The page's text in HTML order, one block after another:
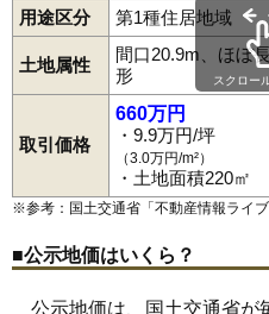
75 川端町2条 8.8
春光3条 8.7
77 神楽5条 8.7
東光20条
79 神楽岡5条
神楽岡2条 8.7万
81 東光19条 8.7
82 南1条通
用途区分
第1種住居地域
土地属性
間口20.9m、ほぼ
形
取引価格
660万円
・9.9万円/坪
（3.0万円/m²）
・土地面積220㎡
スクロー
※参考：国土交通省「不動産情報ライブ
■公示地価はいくら？
公示地価は、国土交通省が
1条通2条通3条通3条西4条通5
7条西8条通8条西9条通10条通
秋月3条
曙1条曙2条曙3条旭岡
大町2条
神楽1条 神楽2条神楽
神楽7条神楽岡1条神楽岡2条
神楽岡7条神楽岡8条
神楽岡12条 神楽岡13条
神居2条
神居3条神居4条
亀吉1条亀吉2条川端
旭神1条旭神2条旭
工業団地4条春光1条春光2条
春光台5条春光町 新星町
末広2条末広3条末広4条末広5
大雪通台場1条台場2条台場3